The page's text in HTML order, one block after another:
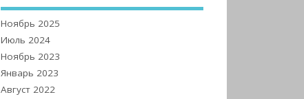
Ноябрь 2025
Июль 2024
Ноябрь 2023
Январь 2023
Август 2022